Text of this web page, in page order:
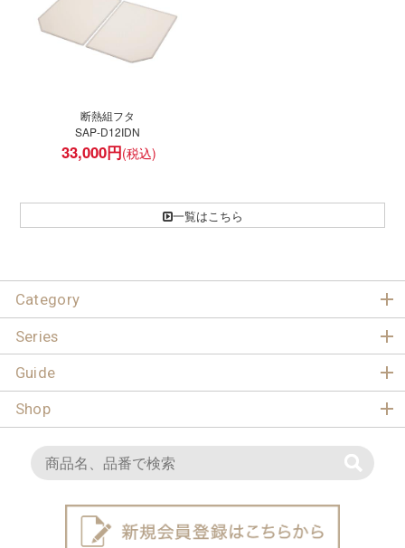
断熱組フタ
SAP-D12IDN
33,000円
一覧はこちら
Category
Series
Guide
Shop